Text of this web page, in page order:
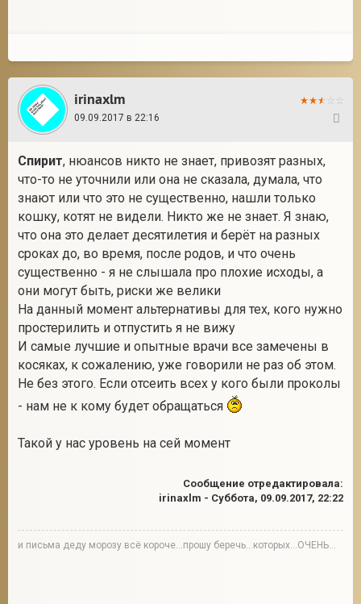
irinaxlm
09.09.2017 в 22:16
Спирит, нюансов никто не знает, привозят разных,
что-то не уточнили или она не сказала, думала, что
знают или что это не существенно, нашли только
кошку, котят не видели. Никто же не знает. Я знаю,
что она это делает десятилетия и берёт на разных
сроках до, во время, после родов, и что очень
существенно - я не слышала про плохие исходы, а
они могут быть, риски же велики
На данный момент альтернативы для тех, кого нужно
простерилить и отпустить я не вижу
И самые лучшие и опытные врачи все замечены в
косяках, к сожалению, уже говорили не раз об этом.
Не без этого. Если отсеить всех у кого были проколы
- нам не к кому будет обращаться
Такой у нас уровень на сей момент
Сообщение отредактировала:
irinaxlm - Суббота, 09.09.2017, 22:22
и письма деду морозу всё короче...прошу беречь...которых...ОЧЕНЬ...